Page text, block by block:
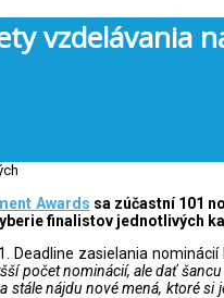
vzdelávania
Awards sa zúčastní 101
finalistov jednotlivých
zasielania
počet nominácií, ale dať
nájdu nové mená, ktoré si